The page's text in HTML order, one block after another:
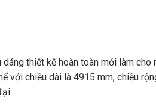
thiết kế hoàn toàn mới làm
với chiều dài là 4915 mm, chiều